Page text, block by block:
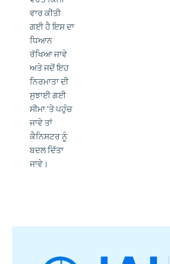
ਵਾਰ ਕੀਤੀ
ਗਈ ਹੈ ਇਸ ਦਾ
ਧਿਆਨ
ਰੱਖਿਆ ਜਾਵੇ
ਅਤੇ ਜਦੋਂ ਇਹ
ਨਿਰਮਾਤਾ ਦੀ
ਸੁਝਾਈ ਗਈ
ਸੀਮਾ 'ਤੇ ਪਹੁੰਚ
ਜਾਵੇ ਤਾਂ
ਕੈਨਿਸਟਰ ਨੂੰ
ਬਦਲ ਦਿੱਤਾ
ਜਾਵੇ।